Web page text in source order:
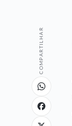
COMPARTILHAR